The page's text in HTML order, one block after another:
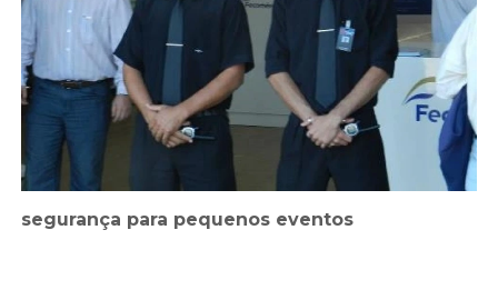
segurança para pequenos eventos